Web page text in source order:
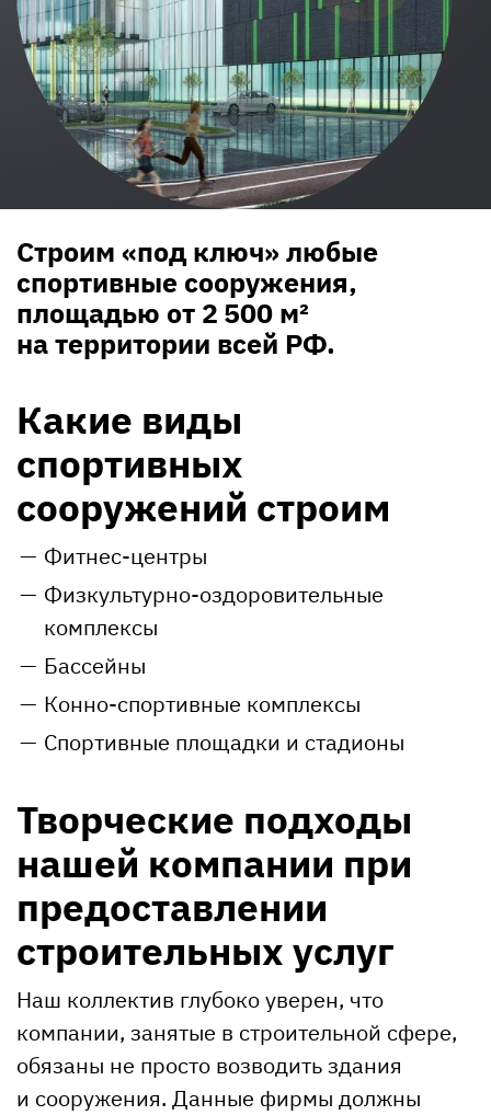
Строим «под ключ» любые
спортивные сооружения,
площадью от 2 500 м²
на территории всей РФ.
Какие виды
спортивных
сооружений строим
Фитнес-центры
Физкультурно-оздоровительные
комплексы
Бассейны
Конно-спортивные комплексы
Спортивные площадки и стадионы
Творческие подходы
нашей компании при
предоставлении
строительных услуг
Наш коллектив глубоко уверен, что
компании, занятые в строительной сфере,
обязаны не просто возводить здания
и сооружения. Данные фирмы должны